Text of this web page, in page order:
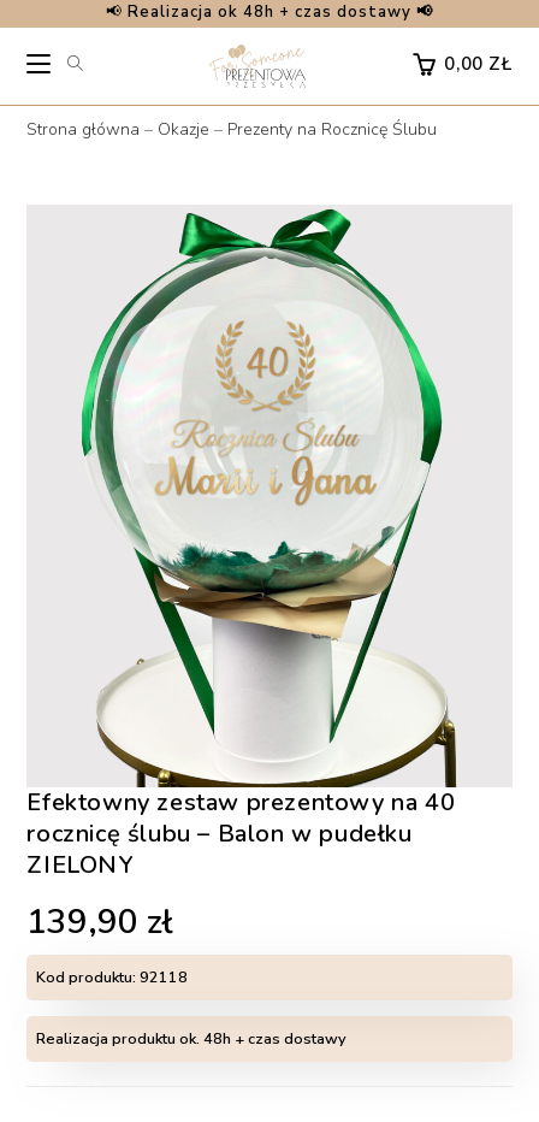
content
📢 Realizacja ok 48h + czas dostawy 📢
0,00 ZŁ
Strona główna – Okazje – Prezenty na Rocznicę Ślubu
Efektowny zestaw prezentowy na 40
rocznicę ślubu – Balon w pudełku
ZIELONY
139,90 zł
Kod produktu:92118
Realizacja produktu ok. 48h + czas dostawy